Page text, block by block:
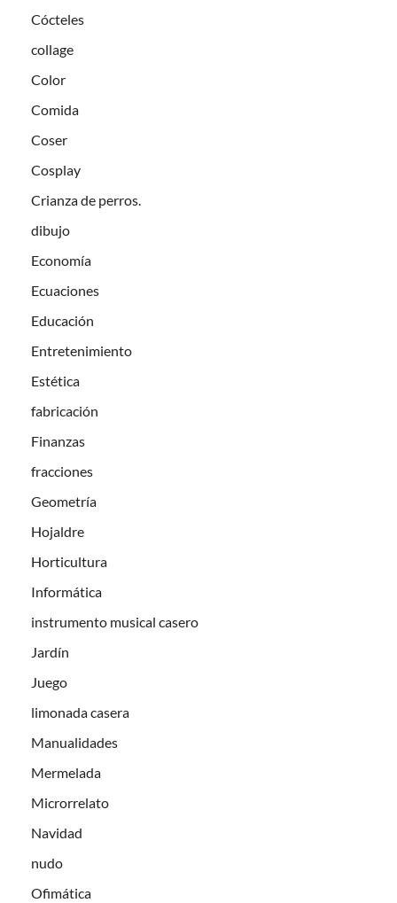
Cócteles
collage
Color
Comida
Coser
Cosplay
Crianza de perros.
dibujo
Economía
Ecuaciones
Educación
Entretenimiento
Estética
fabricación
Finanzas
fracciones
Geometría
Hojaldre
Horticultura
Informática
instrumento musical casero
Jardín
Juego
limonada casera
Manualidades
Mermelada
Microrrelato
Navidad
nudo
Ofimática